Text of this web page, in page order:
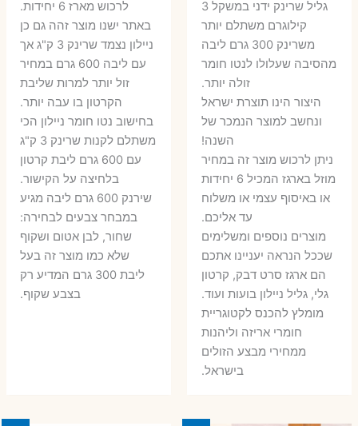
גליל שרינק ידני במשקל 3
קילוגרם משתלם יותר
משרינק 300 גרם ליבה
מהסיבה שעלולו לנטו חומר
זולה יותר.
היצור הינו תוצרת ישראל
ונחשב למוצר הנמכר של
השנה!
ניתן לרכוש מוצר זה במחיר
מוזל בארגז המכיל 6 יחידות
או באיסוף עצמי או משלוח
עד אליכם.
מוצרים נוספים ומשלימים
שככל הנראה יעניינו אתכם
הם ארגז סרט דבק, קרטון
גלי, גליל ניילון בועות ועוד.
מומלץ להכנס לקטוגריית
חומרי אריזה וליהנות
ממחירי מבצע הזולים
בישראל.
לרכוש מארז 6 יחידות.
באתר ישנו מוצר זהה גם כן
ניילון נצמד שרינק 3 ק"ג אך
עם ליבה 600 גרם במחיר
זול יותר למרות שליבת
הקרטון בו עבה יותר.
בחישוב נטו חומר ניילון הכי
משתלם לקנות שרינק 3 ק"ג
עם 600 גרם ליבת קרטון
בלחיצה על הקישור.
שירנק 600 גרם ליבה מגיע
במבחר צבעים לבחירה:
שחור, לבן אטום ושקוף
שלא כמו מוצר זה בעל
ליבת 300 גרם המדיע רק
בצבע שקוף.